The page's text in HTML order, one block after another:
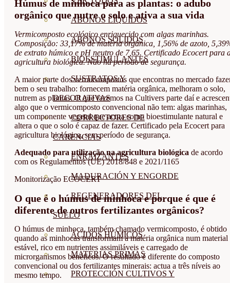
ABONOS LÍQUIDOS
ABONOS SOLIDOS
BIOESTIMULANTES
SUSTRATOS Y
DECORATIVAS
CORRECTORES DE
CARENCIAS
ENRAIZANTES
MADURACIÓN Y ENGORDE
REGENERADORES DEL
SUELO
ÁCIDOS HÚMICOS
MATERIAS PRIMAS
PROTECCIÓN CULTIVOS Y
Húmus de minhoca para as plantas: o adubo
orgânico que nutre o solo e ativa a sua vida
Vermicomposto ecológico enriquecido com algas marinhas.
Composição: 33,17% de matéria orgânica, 1,56% de azoto,
de extrato húmico e pH neutro de 7,65. Certificado Ecocert para
agricultura biológica. Não há período de segurança.
A maior parte dos vermicompostos que encontras no mercado
bem o seu trabalho: fornecem matéria orgânica, melhoram o solo,
nutrem as plantas. O que fazemos na Cultivers parte daí e
algo que o vermicomposto convencional não tem: algas marinhas,
um componente vegetal que actua como bioestimulante natural e
altera o que o solo é capaz de fazer. Certificado pela Ecocert para
agricultura biológica, sem período de segurança.
Adequado para utilização na agricultura biológica de acordo
com os Regulamentos (UE) 2018/848 e 2021/1165
Monitorização ECOCERT
O que é o húmus de minhoca e porque é que é
diferente de outros fertilizantes orgânicos?
O húmus de minhoca, também chamado vermicomposto, é obtido
quando as minhocas transformam a matéria orgânica num material
estável, rico em nutrientes assimiláveis e carregado de
microrganismos benéficos. O resultado é diferente do composto
convencional ou dos fertilizantes minerais: actua a três níveis ao
mesmo tempo.